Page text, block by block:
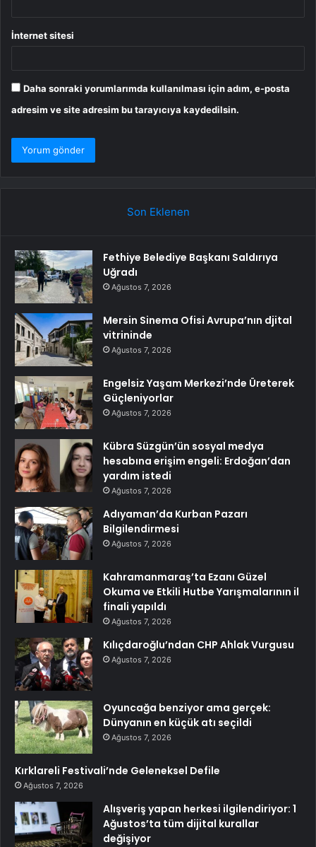
İnternet sitesi
Daha sonraki yorumlarımda kullanılması için adım, e-posta
adresim ve site adresim bu tarayıcıya kaydedilsin.
Son Eklenen
Fethiye Belediye Başkanı Saldırıya
Uğradı
Ağustos 7, 2026
Mersin Sinema Ofisi Avrupa’nın djital
vitrininde
Ağustos 7, 2026
Engelsiz Yaşam Merkezi’nde Üreterek
Güçleniyorlar
Ağustos 7, 2026
Kübra Süzgün’ün sosyal medya
hesabına erişim engeli: Erdoğan’dan
yardım istedi
Ağustos 7, 2026
Adıyaman’da Kurban Pazarı
Bilgilendirmesi
Ağustos 7, 2026
Kahramanmaraş’ta Ezanı Güzel
Okuma ve Etkili Hutbe Yarışmalarının il
finali yapıldı
Ağustos 7, 2026
Kılıçdaroğlu’ndan CHP Ahlak Vurgusu
Ağustos 7, 2026
Oyuncağa benziyor ama gerçek:
Dünyanın en küçük atı seçildi
Ağustos 7, 2026
Kırklareli Festivali’nde Geleneksel Defile
Ağustos 7, 2026
Alışveriş yapan herkesi ilgilendiriyor: 1
Ağustos’ta tüm dijital kurallar
değişiyor